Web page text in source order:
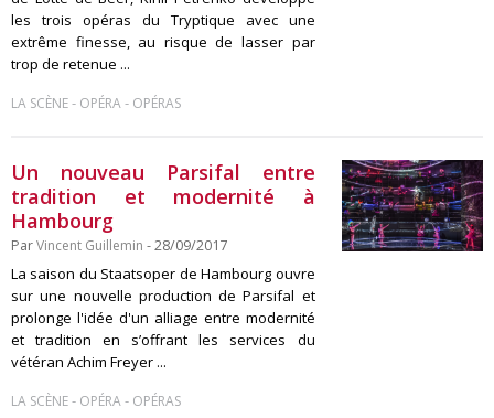
les trois opéras du Tryptique avec une
extrême finesse, au risque de lasser par
trop de retenue ...
LA SCÈNE- OPÉRA- OPÉRAS
Un nouveau Parsifal entre
tradition et modernité à
Hambourg
ParVincent Guillemin - 28/09/2017
La saison du Staatsoper de Hambourg ouvre
sur une nouvelle production de Parsifal et
prolonge l'idée d'un alliage entre modernité
et tradition en s’offrant les services du
vétéran Achim Freyer ...
LA SCÈNE- OPÉRA- OPÉRAS